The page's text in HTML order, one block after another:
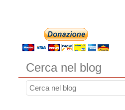
Cerca nel blog